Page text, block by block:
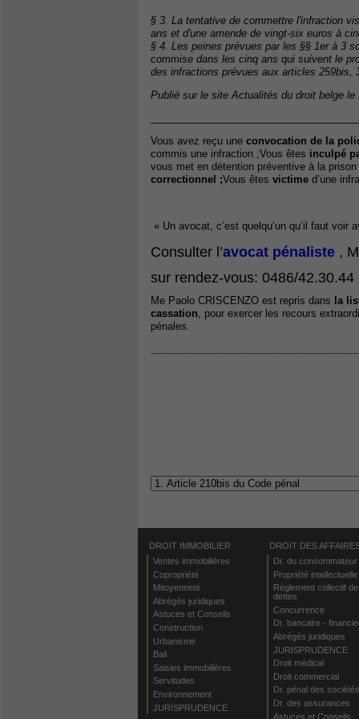
§ 3. La tentative de commettre l'infraction
ans et d'une amende de vingt-six euros à
§ 4. Les peines prévues par les §§ 1er à 3
commise dans les cinq ans qui suivent le
des infractions prévues aux articles 259bis,
Publié sur le site Actualités du droit belge le
Vous avez reçu une convocation de la
commis une infraction ;Vous êtes inculpé
vous met en détention préventive à la
correctionnel ;Vous êtes victime d’une
« Un avocat, c’est quelqu’un qu’il faut
Consulter l’avocat pénaliste ,
sur rendez-vous: 0486/42.30.44
Me Paolo CRISCENZO est repris dans la
cassation , pour exercer les recours
pénales.
DROIT IMMOBILIER
Ventes immobilières
Copropriété
Mitoyenneté
Abrégés juridiques
Astuces et Conseils
Construction
Urbanisme
Bail
Saisies immobilières
Servitudes
Environnement
JURISPRUDENCE
DROIT DES
Dr. du consommateur
Propriété intellectuelle
Règlement collectif de
dettes
Concurrence
Dr. bancaire -
Abrégés juridiques
JURISPRUDENCE
Droit médical
Droit commercial
Dr. pénal des sociétés
Dr. des assurances
Astuces et Conseils